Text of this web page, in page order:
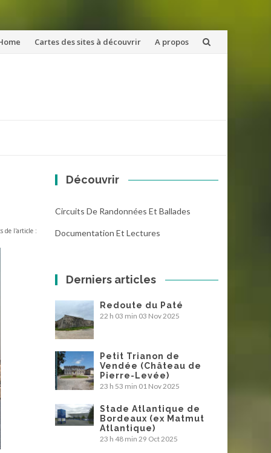
Cartes des sites à découvrir A propos
de l'article :
Découvrir
Circuits De Randonnées Et Ballades
Documentation Et Lectures
Derniers articles
Redoute du Paté
22 h 03 min 03 Nov 2025
Petit Trianon de
Vendée (Château de
Pierre-Levée)
23 h 53 min 01 Nov 2025
Stade Atlantique de
Bordeaux (ex Matmut
Atlantique)
23 h 48 min 29 Oct 2025